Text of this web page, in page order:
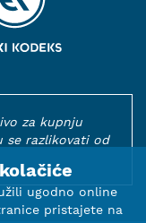
za kupnju
se razlikovati od
ugodno online
pristajete na